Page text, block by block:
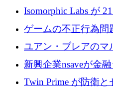
ためのインテリジェ
Isomorphic Labs が
ネオバンク後の軸、
ア進化
ゲームの不正行為問
ップを紹介する
ユアン・ブレアのマ
ドルで7,000万ドルを
新興企業nsaveが金
たシリア人に国際銀
Twin Prime が防衛